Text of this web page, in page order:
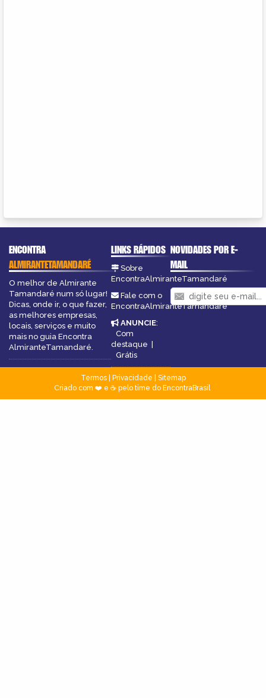
ENCONTRA
ALMIRANTETAMANDARÉ
O melhor de Almirante
Tamandaré num só lugar!
Dicas, onde ir, o que fazer,
as melhores empresas,
locais, serviços e muito
mais no guia Encontra
AlmiranteTamandaré.
LINKS RÁPIDOS
Sobre
EncontraAlmiranteTamandaré
Fale com o
EncontraAlmiranteTamandaré
ANUNCIE:
Com
destaque |
Grátis
NOVIDADES POR E-
MAIL
Termos| Privacidade
Sitemap
Criado com ❤️ e ☕ pelo time do EncontraBrasil